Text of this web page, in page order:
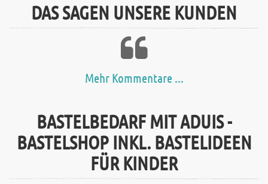
DAS SAGEN UNSERE KUNDEN
Mehr Kommentare ...
BASTELBEDARF MIT ADUIS -
BASTELSHOP INKL. BASTELIDEEN
FÜR KINDER